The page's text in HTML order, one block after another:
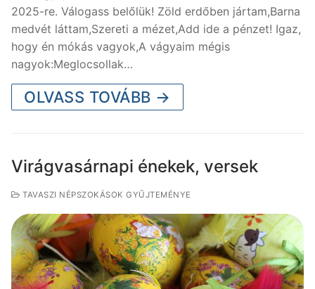
2025-re. Válogass belőlük! Zöld erdőben jártam,Barna
medvét láttam,Szereti a mézet,Add ide a pénzet! Igaz,
hogy én mókás vagyok,A vágyaim mégis
nagyok:Meglocsollak…
OLVASS TOVÁBB →
Virágvasárnapi énekek, versek
TAVASZI NÉPSZOKÁSOK GYŰJTEMÉNYE